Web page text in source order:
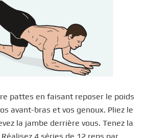
pattes en faisant reposer le poids
avant-bras et vos genoux. Pliez le
la jambe derrière vous. Tenez la